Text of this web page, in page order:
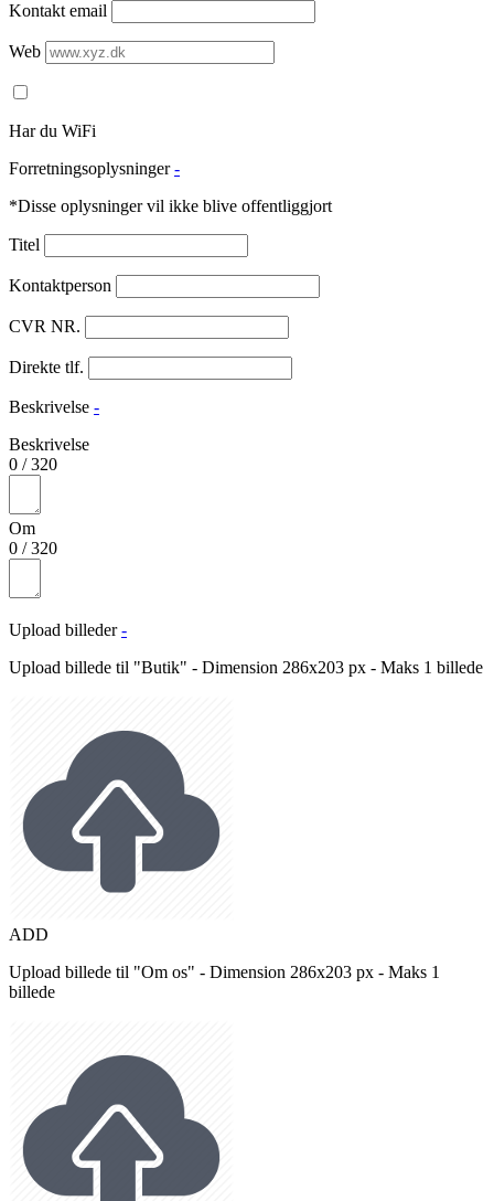
Kontakt email
Web
Har du WiFi
Forretningsoplysninger -
*Disse oplysninger vil ikke blive offentliggjort
Titel
Kontaktperson
CVR NR.
Direkte tlf.
Beskrivelse -
Beskrivelse
0 /320
Om
0 /320
Upload billeder -
Upload billede til "Butik" - Dimension 286x203 px - Maks 1 billede
ADD
Upload billede til "Om os" - Dimension 286x203 px - Maks 1
billede